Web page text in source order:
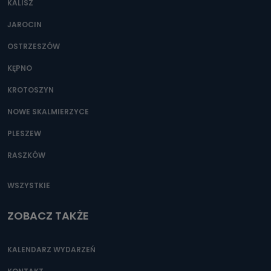
Można to zrobić pod numerem telefonu 62 735-51-05 lub
KALISZ
JAROCIN
OSTRZESZÓW
KĘPNO
KROTOSZYN
NOWE SKALMIERZYCE
PLESZEW
RASZKÓW
WSZYSTKIE
ZOBACZ TAKŻE
KALENDARZ WYDARZEŃ